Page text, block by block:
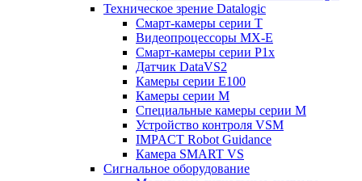
Техническое зрение Datalogic
Смарт-камеры серии T
Видеопроцессоры MX-E
Смарт-камеры серии P1x
Датчик DataVS2
Камеры серии E100
Камеры серии M
Специальные камеры серии M
Устройство контроля VSM
IMPACT Robot Guidance
Камера SMART VS
Cигнальное оборудование